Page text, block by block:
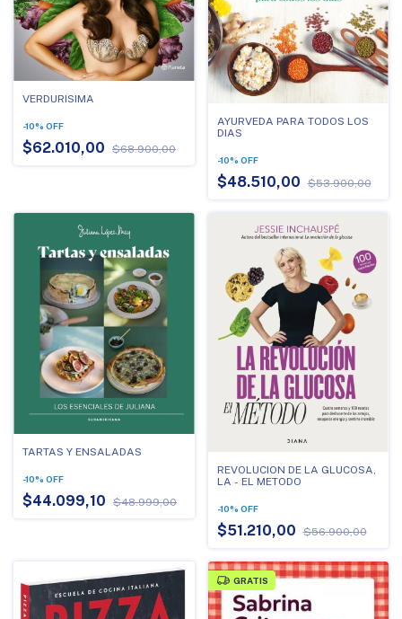
VERDURISIMA
-10% OFF
$62.010,00 $68.900,00
AYURVEDA PARA TODOS LOS
DIAS
-10% OFF
$48.510,00 $53.900,00
TARTAS Y ENSALADAS
-10% OFF
$44.099,10 $48.999,00
REVOLUCION DE LA GLUCOSA,
LA - EL METODO
-10% OFF
$51.210,00 $56.900,00
GRATIS